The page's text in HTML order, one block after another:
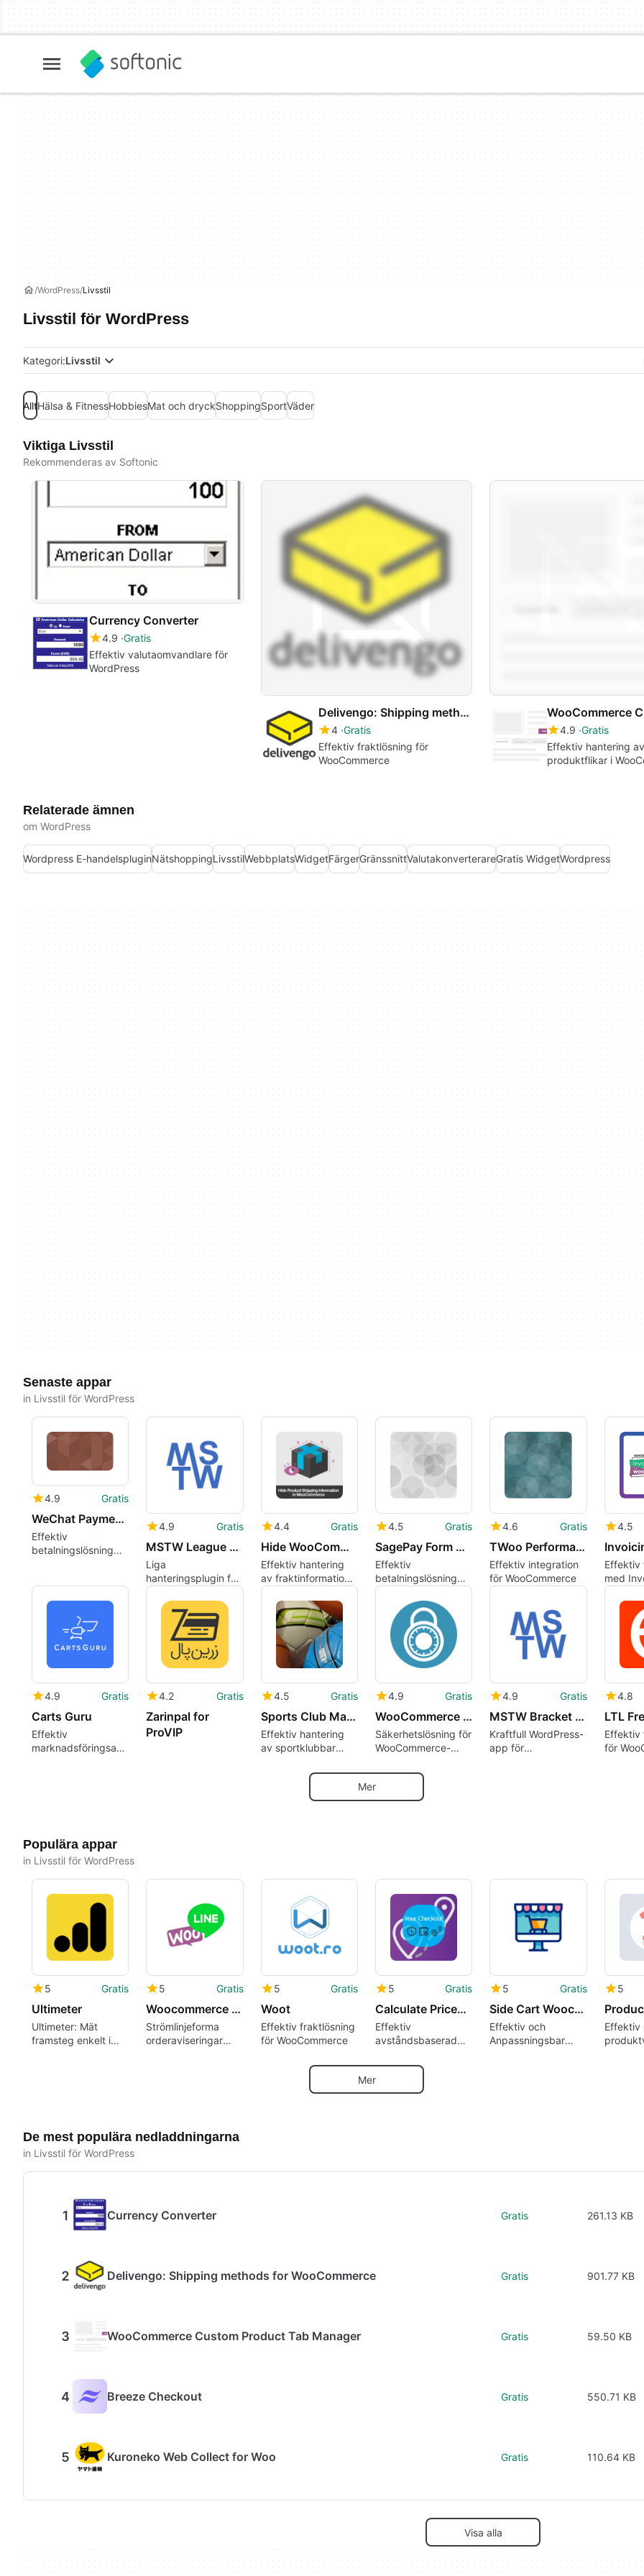
WordPress Livsstil
Livsstil för WordPress
Kategori:Livsstil
AlltHälsa & FitnessHobbiesMat och dryckShoppingSportVäder
Viktiga Livsstil
Rekommenderas av Softonic
Currency Converter
4.9 Gratis
Effektiv valutaomvandlare för
WordPress
Delivengo: Shipping methods for WooCommerce
4 Gratis
Effektiv fraktlösning för
WooCommerce
4.9 Gratis
Effektiv hantering av
produktflikar i
Relaterade ämnen
om WordPress
Wordpress E-handelspluginNätshoppingLivsstilWebbplatsWidgetFärgerGränssnittValutakonverterareGratis WidgetWordpress
Senaste appar
in Livsstil för WordPress
4.9 Gratis
WeChat Payments for WooCommerce
Effektiv
betalningslösning
4.9 Gratis
MSTW League Manager
Liga
hanteringsplugin för
WordPress-
webbplatser
inriktade på sport
4.4 Gratis
Hide WooCommerce Product Shipping Info
Effektiv hantering
av fraktinformation i
WooCommerce
4.5 Gratis
SagePay Form Gateway for WooCommerce
Effektiv
betalningslösning
för WooCommerce
4.6 Gratis
TWoo Performant
Effektiv integration
för WooCommerce
4.5
Effektiv
med
för
4.9 Gratis
Carts Guru
Effektiv
marknadsföringsautomation
4.2 Gratis
Zarinpal for
ProVIP
4.5 Gratis
Sports Club Management
Effektiv hantering
av sportklubbar
4.9 Gratis
WooCommerce Category Locker
Säkerhetslösning för
WooCommerce-
4.9 Gratis
MSTW Bracket Builder
Kraftfull WordPress-
app för
4.8
Effektiv
för
Mer
Populära appar
in Livsstil för WordPress
5 Gratis
Ultimeter
Ultimeter: Mät
framsteg enkelt i
5 Gratis
Woocommerce Line Notify
Strömlinjeforma
orderaviseringar
5 Gratis
Woot
Effektiv fraktlösning
för WooCommerce
5 Gratis
Calculate Prices based on Distance For WooCommerce
Effektiv
avståndsbaserad
WooCommerce
5 Gratis
Side Cart Woocommerce Woocommerce Cart
Effektiv och
Anpassningsbar
5
Effektiv
Mer
De mest populära nedladdningarna
in Livsstil för WordPress
Currency Converter Gratis 261.13 KB
Delivengo: Shipping methods for WooCommerce Gratis 901.77 KB
WooCommerce Custom Product Tab Manager Gratis 59.50 KB
Breeze Checkout Gratis 550.71 KB
Kuroneko Web Collect for Woo Gratis 110.64 KB
Visa alla